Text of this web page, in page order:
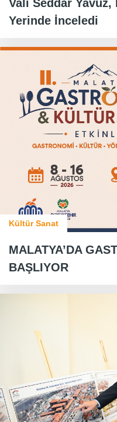
Vali Seddar Yavuz,
Yerinde İnceledi
Kültür Sanat
MALATYA’DA
BAŞLIYOR